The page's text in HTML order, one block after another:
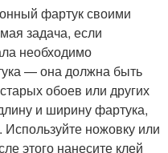
фартук своими
задача, если
необходимо
— она должна быть
обоев или других
и ширину фартука,
Используйте ножовку или
этого нанесите клей